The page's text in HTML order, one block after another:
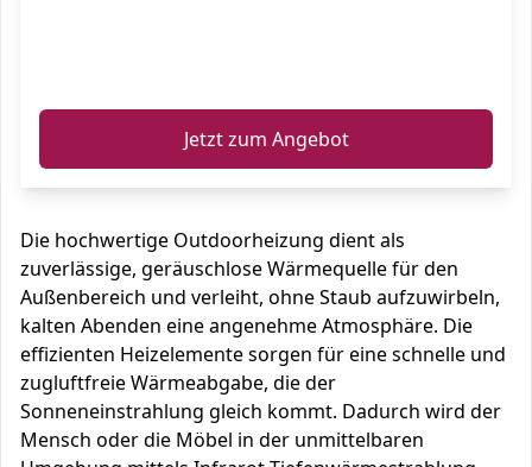
Jetzt zum Angebot
Die hochwertige Outdoorheizung dient als
zuverlässige, geräuschlose Wärmequelle für den
Außenbereich und verleiht, ohne Staub aufzuwirbeln,
kalten Abenden eine angenehme Atmosphäre. Die
effizienten Heizelemente sorgen für eine schnelle und
zugluftfreie Wärmeabgabe, die der
Sonneneinstrahlung gleich kommt. Dadurch wird der
Mensch oder die Möbel in der unmittelbaren